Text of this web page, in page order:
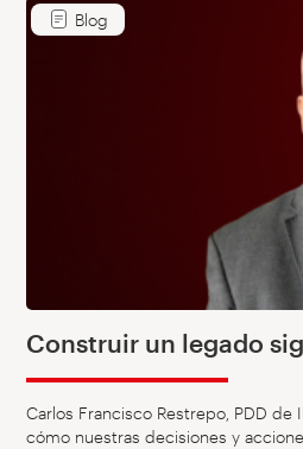
Blog
Construir un legado
Carlos Francisco Restrepo, PDD de
cómo nuestras decisiones y